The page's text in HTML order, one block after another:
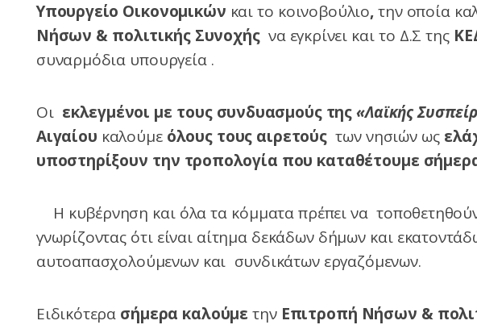
Υπουργείο Οικονομικών και το κοινοβούλιο,την οποία
Νήσων & πολιτικής Συνοχής να εγκρίνει και τo Δ.Σ της
συναρμόδια υπουργεία .
Οι εκλεγμένοι με τους συνδυασμούς της«Λαϊκής
Αιγαίου καλούμε όλους τους αιρετούςτων νησιών ως
υποστηρίξουν την τροπολογία που καταθέτουμε
Η κυβέρνηση και όλα τα κόμματα πρέπει να
γνωρίζοντας ότι είναι αίτημα δεκάδων δήμων και
αυτοαπασχολούμενων και συνδικάτων εργαζόμενων.
Ειδικότερα σήμερα καλούμετην Επιτροπή Νήσων &